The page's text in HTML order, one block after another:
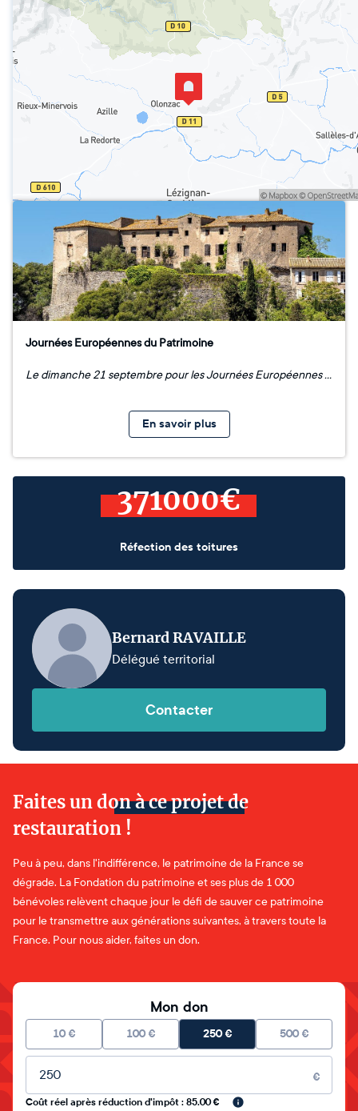
Journées Européennes du Patrimoine
Le dimanche 21 septembre pour les Journées Européennes du Patrimoine, deux sessions seront organisées : à 10H et à 14H. Le Château de Beaufort vous accueille dans son jardin (pour des raisons de sécurité) Le propriétaire vous fera le récit de l'histoire du site et vous présentera le programme de travaux envisagés, suivi d'une collation avec une dégustation des vins du vignoble "château de Beaufort". journees-europeennes-patrimoine-2025-1087x1536.jpg
En savoir plus
371000€
Réfection des toitures
Bernard RAVAILLE
Délégué territorial
Contacter
Faites un don à ce projet de
restauration !
Peu à peu, dans l'indifférence, le patrimoine de la France se
dégrade. La Fondation du patrimoine et ses plus de 1 000
bénévoles relèvent chaque jour le défi de sauver ce patrimoine
pour le transmettre aux générations suivantes, à travers toute la
France. Pour nous aider, faites un don.
Mon don
10 € 100 € 250€ 500 €
Montant libre
€
Coût réel après réduction d'impôt : 85.00 €